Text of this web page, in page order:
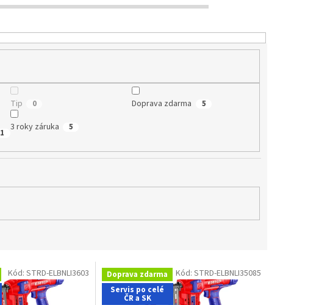
Tip 0 Doprava zdarma 5
1 3 roky záruka 5
Kód: STRD-ELBNLI3603
Doprava zdarma
Servis po celé
ČR a SK
Kód: STRD-ELBNLI35085